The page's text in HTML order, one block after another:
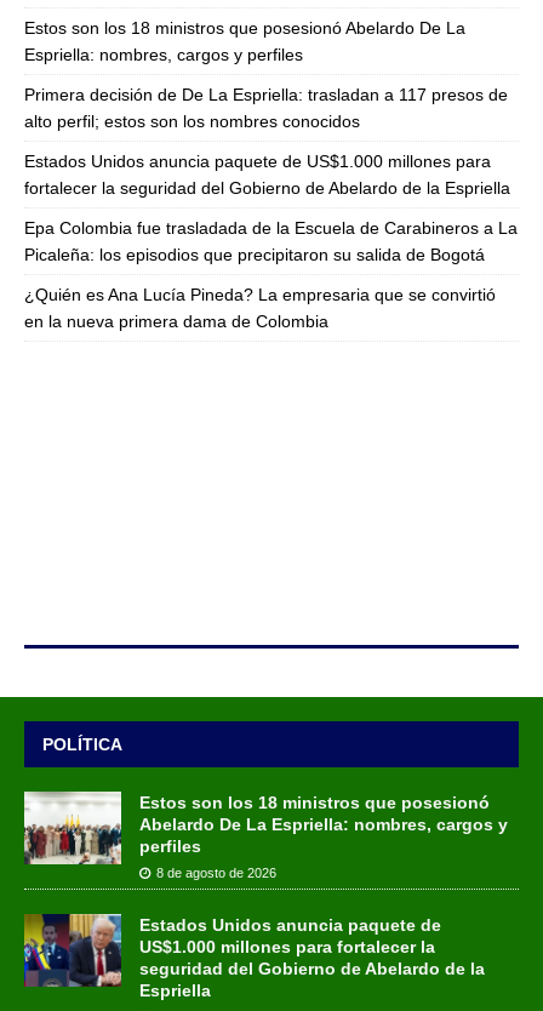
Estos son los 18 ministros que posesionó Abelardo De La
Espriella: nombres, cargos y perfiles
Primera decisión de De La Espriella: trasladan a 117 presos de
alto perfil; estos son los nombres conocidos
Estados Unidos anuncia paquete de US$1.000 millones para
fortalecer la seguridad del Gobierno de Abelardo de la Espriella
Epa Colombia fue trasladada de la Escuela de Carabineros a La
Picaleña: los episodios que precipitaron su salida de Bogotá
¿Quién es Ana Lucía Pineda? La empresaria que se convirtió
en la nueva primera dama de Colombia
POLÍTICA
Estos son los 18 ministros que posesionó
Abelardo De La Espriella: nombres, cargos y
perfiles
8 de agosto de 2026
Estados Unidos anuncia paquete de
US$1.000 millones para fortalecer la
seguridad del Gobierno de Abelardo de la
Espriella